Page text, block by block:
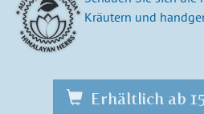
Kräutern und
Erhältlich ab